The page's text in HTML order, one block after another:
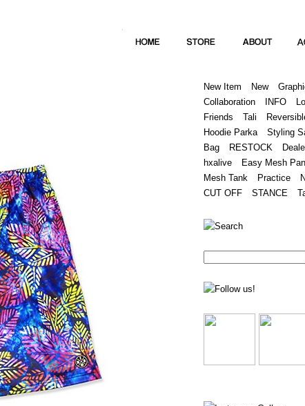
New Item New
Collaboration
INFO
Friends
Tali
Hoodie Parka
Styling
Bag
RESTOCK
hxalive
Easy Mesh
Mesh Tank
Practice
CUT OFF
STANCE